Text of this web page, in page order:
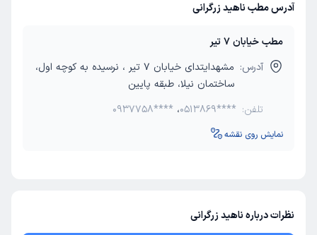
آدرس مطب ناهید زرگرانی
مطب خیابان 7 تیر
آدرس:
مشهدایتدای خیابان 7 تیر ، نرسیده به کوچه اول،
ساختمان نیلا، طبقه پایین
تلفن:
0937758**** ،0513869****
نمایش روی نقشه
نظرات درباره ناهید زرگرانی